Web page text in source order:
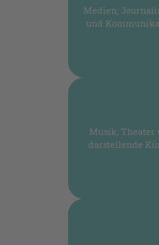
Medien,
und
Musik, Theater
darstellende